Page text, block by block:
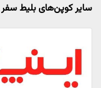
سایر کوپن‌های بلیط سفر